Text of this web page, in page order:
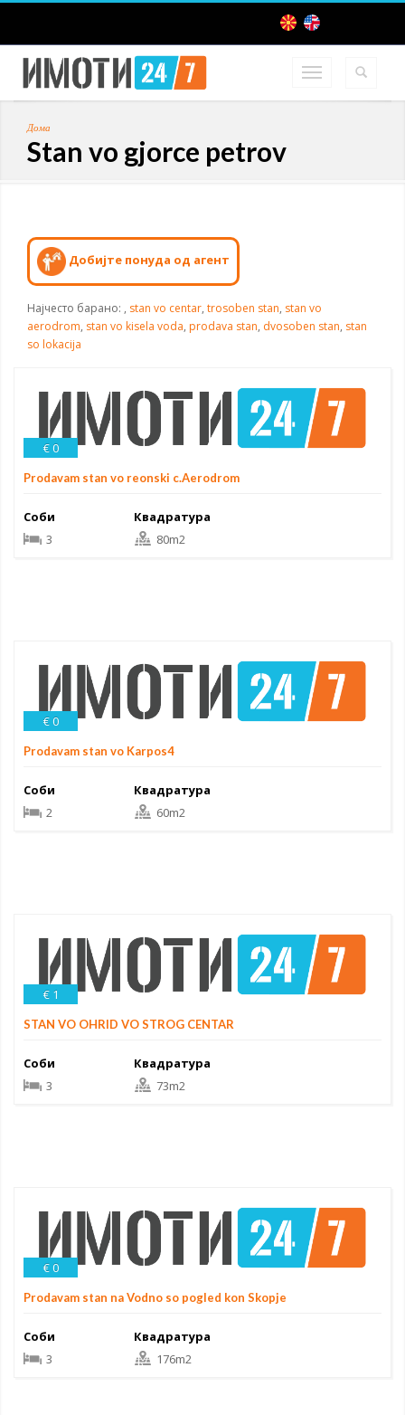
Дома
Stan vo gjorce petrov
Добијте понуда од агент
Најчесто барано: , stan vo centar, trosoben stan, stan vo
aerodrom, stan vo kisela voda, prodava stan, dvosoben stan, stan
so lokacija
€ 0
Prodavam stan vo reonski c.Aerodrom
Соби
3
Квадратура
80m2
€ 0
Prodavam stan vo Karpos4
Соби
2
Квадратура
60m2
€ 1
STAN VO OHRID VO STROG CENTAR
Соби
3
Квадратура
73m2
€ 0
Prodavam stan na Vodno so pogled kon Skopje
Соби
3
Квадратура
176m2